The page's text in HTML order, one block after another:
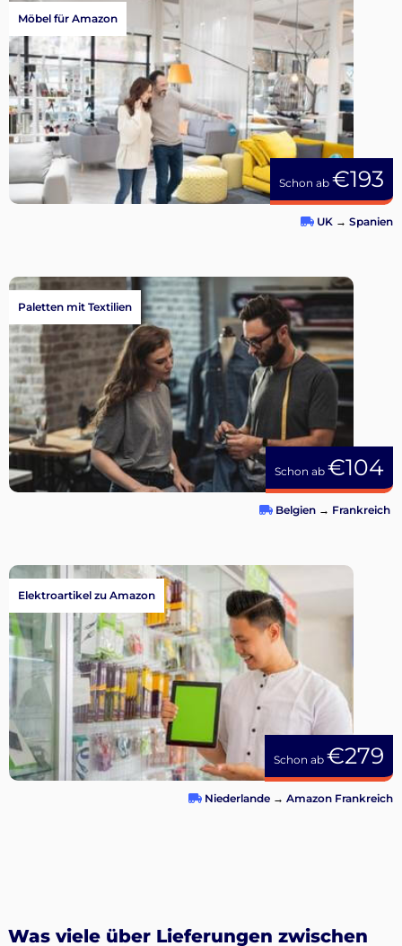
Schon ab €193
Möbel für Amazon
UK → Spanien
Schon ab €104
Paletten mit Textilien
Belgien → Frankreich
Schon ab €279
Elektroartikel zu Amazon
Niederlande → Amazon Frankreich
Was viele über Lieferungen zwischen